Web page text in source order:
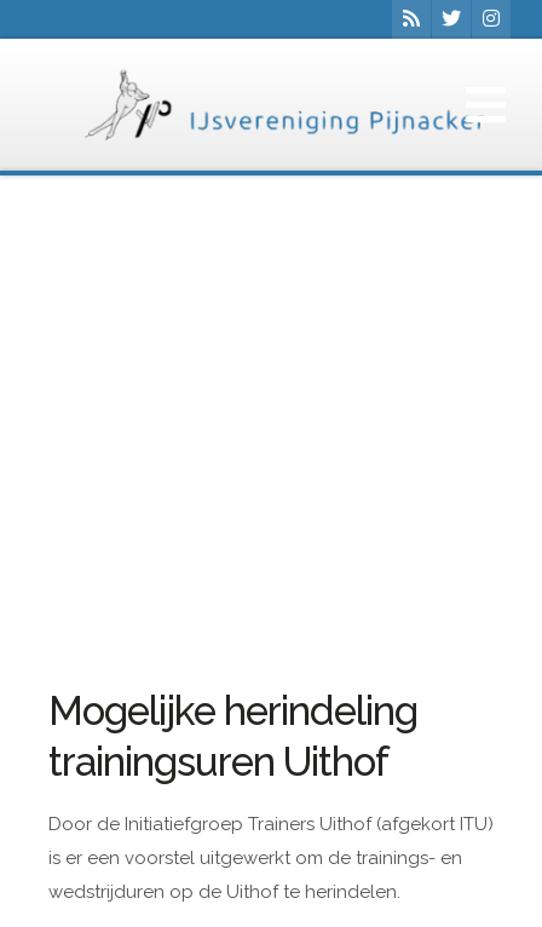
Mogelijke herindeling
trainingsuren Uithof
Door de Initiatiefgroep Trainers Uithof (afgekort ITU)
is er een voorstel uitgewerkt om de trainings- en
wedstrijduren op de Uithof te herindelen.